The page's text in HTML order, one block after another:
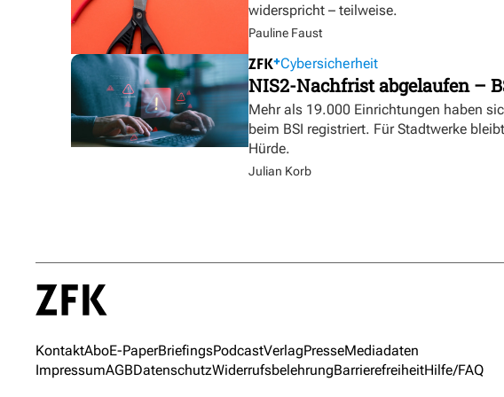
widerspricht – teilweise.
Pauline Faust
Cybersicherheit
NIS2-Nachfrist abgelaufen –
Mehr als 19.000 Einrichtungen haben
beim BSI registriert. Für Stadtwerke
Hürde.
Julian Korb
KontaktAboE-PaperBriefingsPodcastVerlagPresseMediadaten
ImpressumAGBDatenschutzWiderrufsbelehrungBarrierefreiheitHilfe/FAQ